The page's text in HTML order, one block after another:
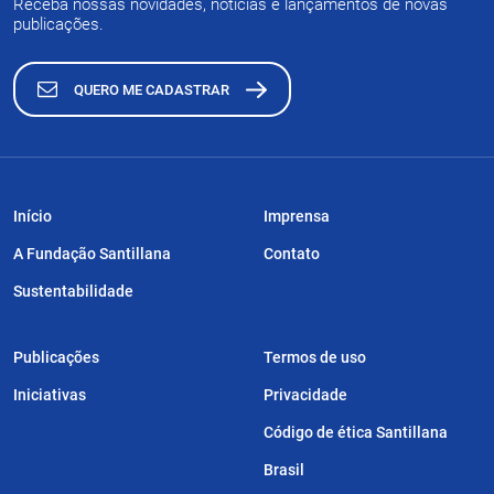
Receba nossas novidades, notícias e lançamentos de novas
publicações.
QUERO ME CADASTRAR
Início
A Fundação Santillana
Sustentabilidade
Publicações
Iniciativas
Imprensa
Contato
Termos de uso
Privacidade
Código de ética Santillana
Brasil